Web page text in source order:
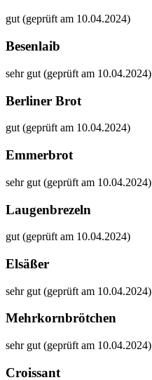
gut (geprüft am 10.04.2024)
Besenlaib
sehr gut (geprüft am 10.04.2024)
Berliner Brot
gut (geprüft am 10.04.2024)
Emmerbrot
sehr gut (geprüft am 10.04.2024)
Laugenbrezeln
gut (geprüft am 10.04.2024)
Elsäßer
sehr gut (geprüft am 10.04.2024)
Mehrkornbrötchen
sehr gut (geprüft am 10.04.2024)
Croissant